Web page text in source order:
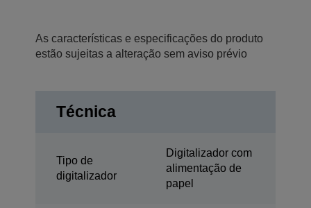
As características e especificações do produto
estão sujeitas a alteração sem aviso prévio
Técnica
Tipo de
digitalizador
Digitalizador com
alimentação de
papel